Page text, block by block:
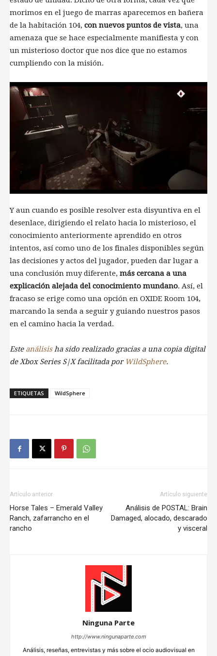
morimos en el juego de marras aparecemos en bañera
de la habitación 104, con nuevos puntos de vista, una
amenaza que se hace especialmente manifiesta y con
un misterioso doctor que nos dice que no estamos
cumpliendo con la misión.
Y aun cuando es posible resolver esta disyuntiva en el
desenlace, dirigiendo el relato hacia lo misterioso, el
conocimiento anteriormente aprendido en otros
intentos, así como uno de los finales disponibles según
las decisiones y actos del jugador, pueden dar lugar a
una conclusión muy diferente, más cercana a una
explicación alejada del conocimiento mundano. Así, el
fracaso se erige como una opción en OXIDE Room 104,
marcando la senda a seguir y guiando nuestros pasos
en el camino hacia la verdad.
Este análisisha sido realizado gracias a una copia digital
de Xbox Series S|X facilitada por WildSphere.
ETIQUETAS WildSphere
Artículo anterior
Horse Tales – Emerald Valley
Ranch, zafarrancho en el
rancho
Artículo siguiente
Análisis de POSTAL: Brain
Damaged, alocado, descarado
y visceral
Ninguna Parte
http://www.ningunaparte.com
Análisis, reseñas, entrevistas y más sobre el ocio audiovisual en